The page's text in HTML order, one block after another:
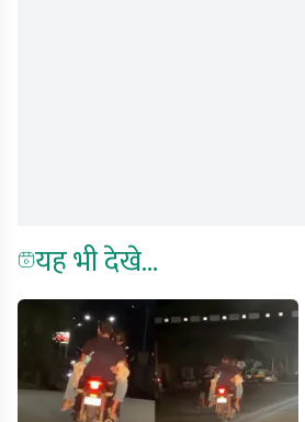
यह भी देखे...